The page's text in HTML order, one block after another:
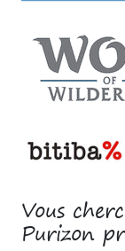
Vous
Purizon